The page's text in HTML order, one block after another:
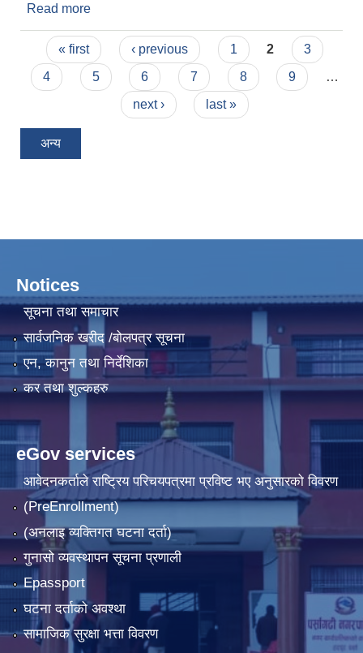
Read more
Pages
« first ‹ previous 1 2
3
4
5 6 7 8 9
…
next ›
last »
अन्य
Notices
सूचना तथा समाचार
सार्वजनिक खरीद /बोलपत्र सूचना
एन, कानुन तथा निर्देशिका
कर तथा शुल्कहरु
eGov services
आवेदनकर्ताले राष्‍ट्रिय परिचयपत्रमा प्रविष्ट भए अनुसारको विवरण
(PreEnrollment)
(अनलाइ व्यक्तिगत घटना दर्ता)
गुनासो व्यवस्थापन सूचना प्रणाली
Epassport
घटना दर्ताको अवश्था
सामाजिक सुरक्षा भत्ता विवरण